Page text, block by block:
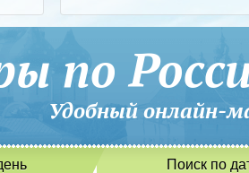
по
онлайн-
Поиск по